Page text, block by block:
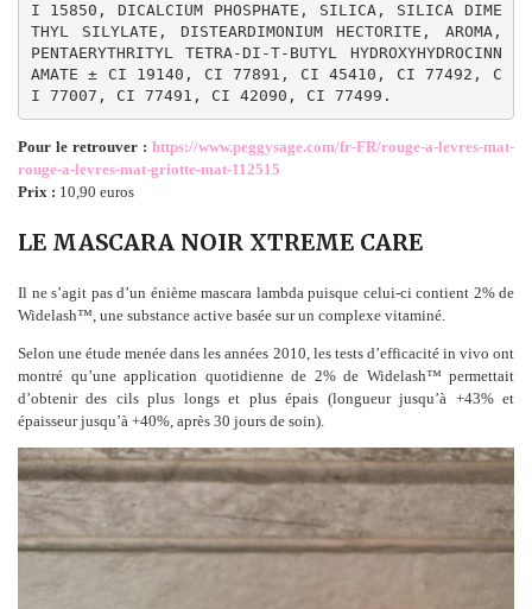
I 15850, DICALCIUM PHOSPHATE, SILICA, SILICA DIME
THYL SILYLATE, DISTEARDIMONIUM HECTORITE, AROMA,
PENTAERYTHRITYL TETRA-DI-T-BUTYL HYDROXYHYDROCINN
AMATE ± CI 19140, CI 77891, CI 45410, CI 77492, C
I 77007, CI 77491, CI 42090, CI 77499.
Pour le retrouver : https://www.peggysage.com/fr-FR/rouge-a-levres-mat-
rouge-a-levres-mat-griotte-mat-112515
Prix : 10,90 euros
LE MASCARA NOIR XTREME CARE
Il ne s’agit pas d’un énième mascara lambda puisque celui-ci contient 2% de
Widelash™, une substance active basée sur un complexe vitaminé.
Selon une étude menée dans les années 2010, les tests d’efficacité in vivo ont
montré qu’une application quotidienne de 2% de Widelash™ permettait
d’obtenir des cils plus longs et plus épais (longueur jusqu’à +43% et
épaisseur jusqu’à +40%, après 30 jours de soin).